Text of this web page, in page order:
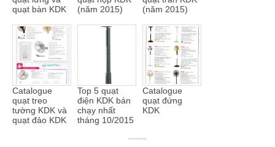
quạt bàn KDK
(năm 2015)
(năm 2015)
Catalogue
quạt treo
tường KDK và
quạt đảo KDK
Top 5 quạt
điện KDK bán
chạy nhất
tháng 10/2015
Catalogue
quạt đứng
KDK